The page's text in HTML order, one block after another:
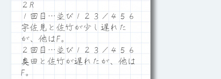
２R
１回目…並び１２３／４５６
宇佐見と佐竹が少し遅れた
が、他はF。
２回目…並び１２３／４５６
奥田と佐竹が遅れたが、他は
F。